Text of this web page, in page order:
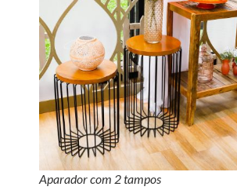
Aparador com 2 tampos